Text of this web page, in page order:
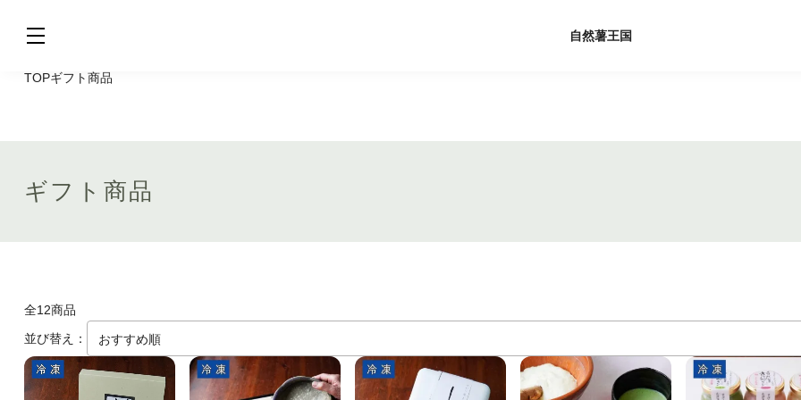
自然薯王国
TOPギフト商品
ギフト商品
全12商品
並び替え：